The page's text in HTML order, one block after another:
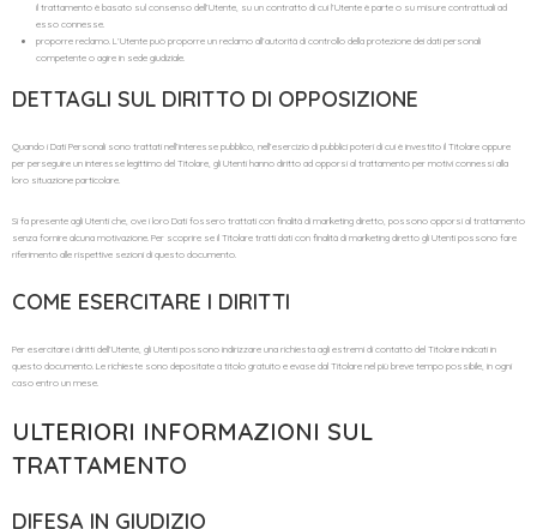
il trattamento è basato sul consenso dell’Utente, su un contratto di cui l’Utente è parte o su misure contrattuali ad
esso connesse.
proporre reclamo. L’Utente può proporre un reclamo all’autorità di controllo della protezione dei dati personali
competente o agire in sede giudiziale.
DETTAGLI SUL DIRITTO DI OPPOSIZIONE
Quando i Dati Personali sono trattati nell’interesse pubblico, nell’esercizio di pubblici poteri di cui è investito il Titolare oppure
per perseguire un interesse legittimo del Titolare, gli Utenti hanno diritto ad opporsi al trattamento per motivi connessi alla
loro situazione particolare.
Si fa presente agli Utenti che, ove i loro Dati fossero trattati con finalità di marketing diretto, possono opporsi al trattamento
senza fornire alcuna motivazione. Per scoprire se il Titolare tratti dati con finalità di marketing diretto gli Utenti possono fare
riferimento alle rispettive sezioni di questo documento.
COME ESERCITARE I DIRITTI
Per esercitare i diritti dell’Utente, gli Utenti possono indirizzare una richiesta agli estremi di contatto del Titolare indicati in
questo documento. Le richieste sono depositate a titolo gratuito e evase dal Titolare nel più breve tempo possibile, in ogni
caso entro un mese.
ULTERIORI INFORMAZIONI SUL
TRATTAMENTO
DIFESA IN GIUDIZIO